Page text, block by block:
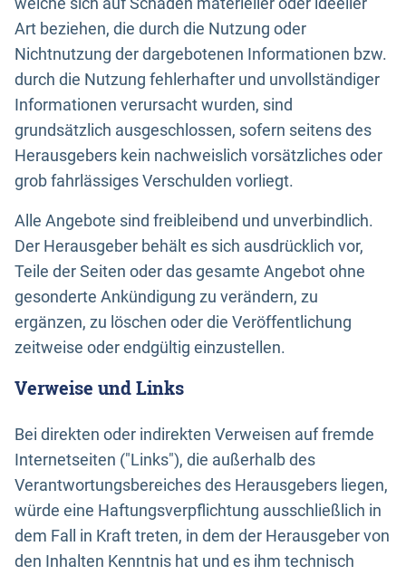
Art beziehen, die durch die Nutzung oder
Nichtnutzung der dargebotenen Informationen bzw.
durch die Nutzung fehlerhafter und unvollständiger
Informationen verursacht wurden, sind
grundsätzlich ausgeschlossen, sofern seitens des
Herausgebers kein nachweislich vorsätzliches oder
grob fahrlässiges Verschulden vorliegt.
Alle Angebote sind freibleibend und unverbindlich.
Der Herausgeber behält es sich ausdrücklich vor,
Teile der Seiten oder das gesamte Angebot ohne
gesonderte Ankündigung zu verändern, zu
ergänzen, zu löschen oder die Veröffentlichung
zeitweise oder endgültig einzustellen.
Verweise und Links
Bei direkten oder indirekten Verweisen auf fremde
Internetseiten ("Links"), die außerhalb des
Verantwortungsbereiches des Herausgebers liegen,
würde eine Haftungsverpflichtung ausschließlich in
dem Fall in Kraft treten, in dem der Herausgeber von
den Inhalten Kenntnis hat und es ihm technisch